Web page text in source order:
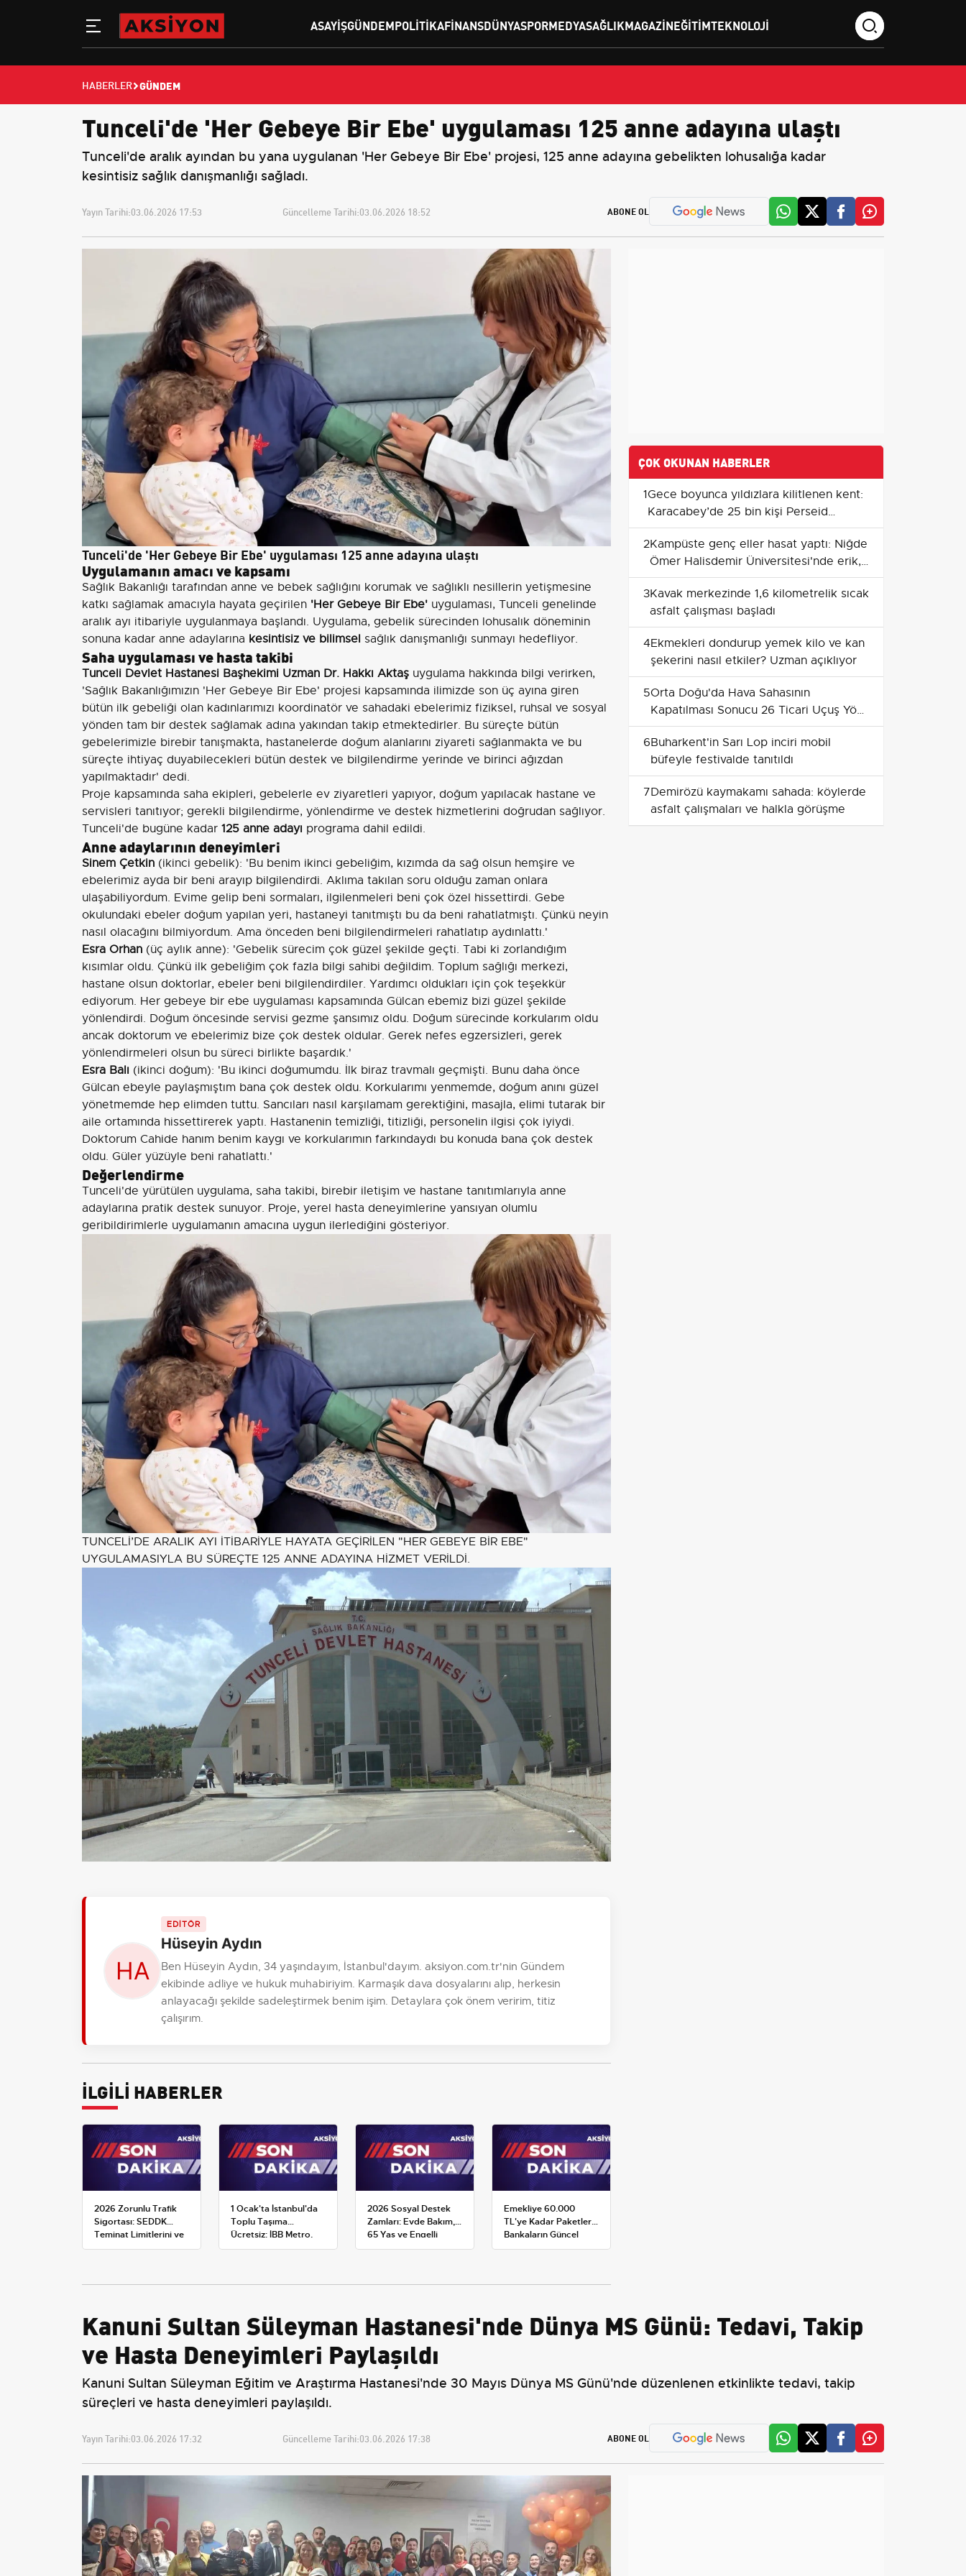
ASAYIŞGÜNDEMPOLITIKAFINANSDÜNYASPORMEDYASAĞLIKMAGAZINEĞITIMTEKNOLOJI
HABERLER GÜNDEM
Tunceli'de 'Her Gebeye Bir Ebe' uygulaması 125 anne adayına ulaştı
Tunceli'de aralık ayından bu yana uygulanan 'Her Gebeye Bir Ebe' projesi, 125 anne adayına gebelikten lohusalığa kadar
kesintisiz sağlık danışmanlığı sağladı.
Yayın Tarihi:03.06.2026 17:53 Güncelleme Tarihi:03.06.2026 18:52 ABONE OL
Tunceli'de 'Her Gebeye Bir Ebe' uygulaması 125 anne adayına ulaştı
Uygulamanın amacı ve kapsamı
Sağlık Bakanlığı tarafından anne ve bebek sağlığını korumak ve sağlıklı nesillerin yetişmesine
katkı sağlamak amacıyla hayata geçirilen 'Her Gebeye Bir Ebe' uygulaması, Tunceli genelinde
aralık ayı itibariyle uygulanmaya başlandı. Uygulama, gebelik sürecinden lohusalık döneminin
sonuna kadar anne adaylarına kesintisiz ve bilimsel sağlık danışmanlığı sunmayı hedefliyor.
Saha uygulaması ve hasta takibi
Tunceli Devlet Hastanesi Başhekimi Uzman Dr. Hakkı Aktaş uygulama hakkında bilgi verirken,
'Sağlık Bakanlığımızın 'Her Gebeye Bir Ebe' projesi kapsamında ilimizde son üç ayına giren
bütün ilk gebeliği olan kadınlarımızı koordinatör ve sahadaki ebelerimiz fiziksel, ruhsal ve sosyal
yönden tam bir destek sağlamak adına yakından takip etmektedirler. Bu süreçte bütün
gebelerimizle birebir tanışmakta, hastanelerde doğum alanlarını ziyareti sağlanmakta ve bu
süreçte ihtiyaç duyabilecekleri bütün destek ve bilgilendirme yerinde ve birinci ağızdan
yapılmaktadır' dedi.
Proje kapsamında saha ekipleri, gebelerle ev ziyaretleri yapıyor, doğum yapılacak hastane ve
servisleri tanıtıyor; gerekli bilgilendirme, yönlendirme ve destek hizmetlerini doğrudan sağlıyor.
Tunceli'de bugüne kadar 125 anne adayı programa dahil edildi.
Anne adaylarının deneyimleri
Sinem Çetkin (ikinci gebelik): 'Bu benim ikinci gebeliğim, kızımda da sağ olsun hemşire ve
ebelerimiz ayda bir beni arayıp bilgilendirdi. Aklıma takılan soru olduğu zaman onlara
ulaşabiliyordum. Evime gelip beni sormaları, ilgilenmeleri beni çok özel hissettirdi. Gebe
okulundaki ebeler doğum yapılan yeri, hastaneyi tanıtmıştı bu da beni rahatlatmıştı. Çünkü neyin
nasıl olacağını bilmiyordum. Ama önceden beni bilgilendirmeleri rahatlatıp aydınlattı.'
Esra Orhan (üç aylık anne): 'Gebelik sürecim çok güzel şekilde geçti. Tabi ki zorlandığım
kısımlar oldu. Çünkü ilk gebeliğim çok fazla bilgi sahibi değildim. Toplum sağlığı merkezi,
hastane olsun doktorlar, ebeler beni bilgilendirdiler. Yardımcı oldukları için çok teşekkür
ediyorum. Her gebeye bir ebe uygulaması kapsamında Gülcan ebemiz bizi güzel şekilde
yönlendirdi. Doğum öncesinde servisi gezme şansımız oldu. Doğum sürecinde korkularım oldu
ancak doktorum ve ebelerimiz bize çok destek oldular. Gerek nefes egzersizleri, gerek
yönlendirmeleri olsun bu süreci birlikte başardık.'
Esra Balı (ikinci doğum): 'Bu ikinci doğumumdu. İlk biraz travmalı geçmişti. Bunu daha önce
Gülcan ebeyle paylaşmıştım bana çok destek oldu. Korkularımı yenmemde, doğum anını güzel
yönetmemde hep elimden tuttu. Sancıları nasıl karşılamam gerektiğini, masajla, elimi tutarak bir
aile ortamında hissettirerek yaptı. Hastanenin temizliği, titizliği, personelin ilgisi çok iyiydi.
Doktorum Cahide hanım benim kaygı ve korkularımın farkındaydı bu konuda bana çok destek
oldu. Güler yüzüyle beni rahatlattı.'
Değerlendirme
Tunceli'de yürütülen uygulama, saha takibi, birebir iletişim ve hastane tanıtımlarıyla anne
adaylarına pratik destek sunuyor. Proje, yerel hasta deneyimlerine yansıyan olumlu
geribildirimlerle uygulamanın amacına uygun ilerlediğini gösteriyor.
TUNCELİ’DE ARALIK AYI İTİBARİYLE HAYATA GEÇİRİLEN "HER GEBEYE BİR EBE"
UYGULAMASIYLA BU SÜREÇTE 125 ANNE ADAYINA HİZMET VERİLDİ.
EDİTÖR
Hüseyin Aydın
Ben Hüseyin Aydın, 34 yaşındayım, İstanbul'dayım. aksiyon.com.tr'nin Gündem
ekibinde adliye ve hukuk muhabiriyim. Karmaşık dava dosyalarını alıp, herkesin
anlayacağı şekilde sadeleştirmek benim işim. Detaylara çok önem veririm, titiz
çalışırım.
İLGİLİ HABERLER
2026 Zorunlu Trafik
Sigortası: SEDDK
Teminat Limitlerini ve
Çoklu Araç Tarifesini
1 Ocak'ta İstanbul'da
Toplu Taşıma
Ücretsiz: İBB Metro,
Metrobüs ve Otobüs
2026 Sosyal Destek
Zamları: Evde Bakım,
65 Yaş ve Engelli
Maaşlarında Yeni
Emekliye 60.000
TL'ye Kadar Paketler:
Bankaların Güncel
Promosyon ve Ek
ÇOK OKUNAN HABERLER
1Gece boyunca yıldızlara kilitlenen kent:
Karacabey’de 25 bin kişi Perseid
meteor yağmurunu izledi
2Kampüste genç eller hasat yaptı: Niğde
Ömer Halisdemir Üniversitesi'nde erik,
böğürtlen ve badem zamanı
3Kavak merkezinde 1,6 kilometrelik sıcak
asfalt çalışması başladı
4Ekmekleri dondurup yemek kilo ve kan
şekerini nasıl etkiler? Uzman açıklıyor
5Orta Doğu'da Hava Sahasının
Kapatılması Sonucu 26 Ticari Uçuş Yön
Değiştirdi
6Buharkent'in Sarı Lop inciri mobil
büfeyle festivalde tanıtıldı
7Demirözü kaymakamı sahada: köylerde
asfalt çalışmaları ve halkla görüşme
Kanuni Sultan Süleyman Hastanesi'nde Dünya MS Günü: Tedavi, Takip
ve Hasta Deneyimleri Paylaşıldı
Kanuni Sultan Süleyman Eğitim ve Araştırma Hastanesi'nde 30 Mayıs Dünya MS Günü'nde düzenlenen etkinlikte tedavi, takip
süreçleri ve hasta deneyimleri paylaşıldı.
Yayın Tarihi:03.06.2026 17:32 Güncelleme Tarihi:03.06.2026 17:38 ABONE OL